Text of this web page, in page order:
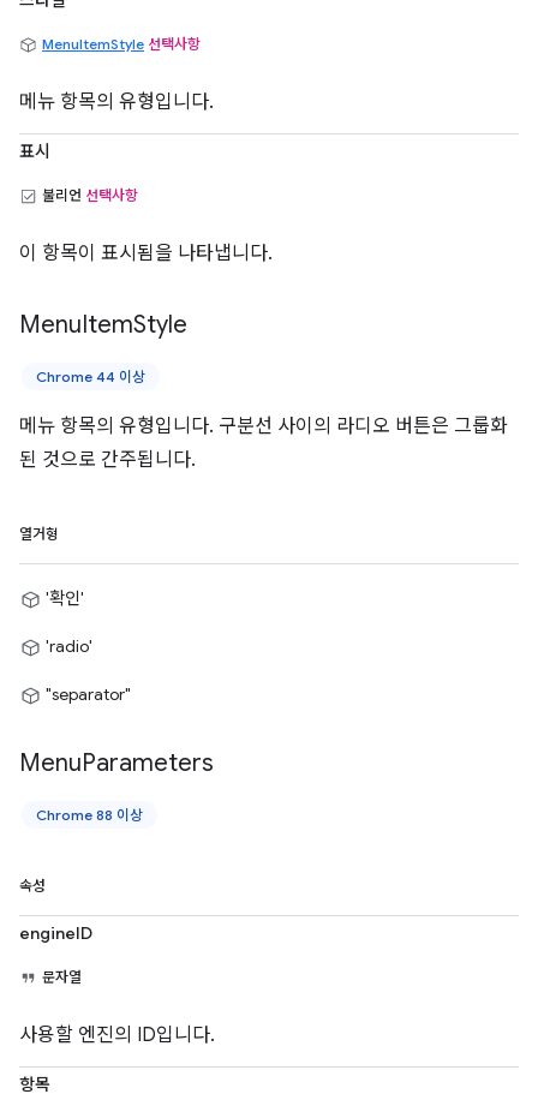
MenuItemStyle 선택사항
메뉴 항목의 유형입니다.
표시
불리언 선택사항
이 항목이 표시됨을 나타냅니다.
MenuItemStyle
Chrome 44 이상
메뉴 항목의 유형입니다. 구분선 사이의 라디오 버튼은 그룹화
된 것으로 간주됩니다.
열거형
'확인'
'radio'
"separator"
MenuParameters
Chrome 88 이상
속성
engineID
문자열
사용할 엔진의 ID입니다.
항목